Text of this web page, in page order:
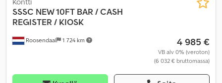
Roosendaal 1 724 km
SSSC NEW 10FT BAR / CASH
REGISTER / KIOSK
4 985 €
VB alv 0% (veroton)
(6 032 € bruttomassa)